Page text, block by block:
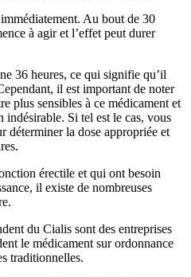
Au bout de 30
à agir et l’effet peut durer
36 heures, ce qui signifie qu’il
il est important de noter
plus sensibles à ce médicament et
indésirable. Si tel est le cas, vous
déterminer la dose appropriée et
érectile et qui ont besoin
il existe de nombreuses
du Cialis sont des entreprises
le médicament sur ordonnance
traditionnelles.